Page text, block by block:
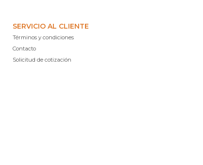
SERVICIO AL CLIENTE
Términos y condiciones
Contacto
Solicitud de cotización